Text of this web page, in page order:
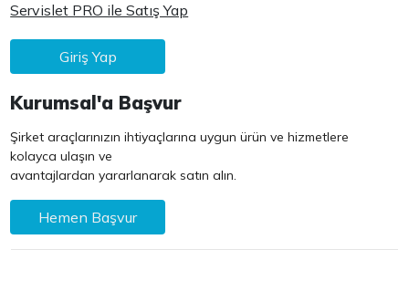
Servislet PRO ile Satış Yap
Giriş Yap
Kurumsal'a Başvur
Şirket araçlarınızın ihtiyaçlarına uygun ürün ve hizmetlere
kolayca ulaşın ve
avantajlardan yararlanarak satın alın.
Hemen Başvur